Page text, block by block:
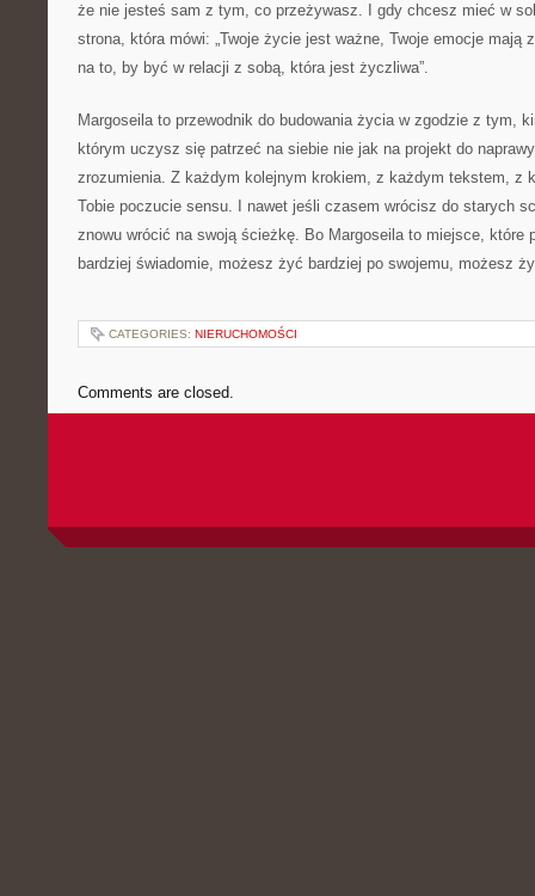
że nie jesteś sam z tym, co przeżywasz. I gdy chcesz mieć w
strona, która mówi: „Twoje życie jest ważne, Twoje emocje mają
na to, by być w relacji z sobą, która jest życzliwa”.
Margoseila to przewodnik do budowania życia w zgodzie z tym,
którym uczysz się patrzeć na siebie nie jak na projekt do
zrozumienia. Z każdym kolejnym krokiem, z każdym tekstem, z
Tobie poczucie sensu. I nawet jeśli czasem wrócisz do starych
znowu wrócić na swoją ścieżkę. Bo Margoseila to miejsce, które
bardziej świadomie, możesz żyć bardziej po swojemu, możesz
CATEGORIES: NIERUCHOMOŚCI
Comments are closed.